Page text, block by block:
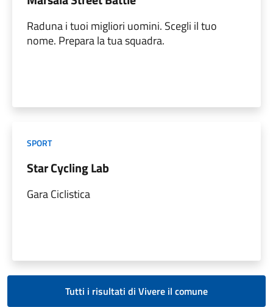
Raduna i tuoi migliori uomini. Scegli il tuo
nome. Prepara la tua squadra.
SPORT
Star Cycling Lab
Gara Ciclistica
Tutti i risultati di Vivere il comune